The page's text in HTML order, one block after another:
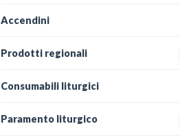
Accendini
Prodotti regionali
Consumabili liturgici
Paramento liturgico